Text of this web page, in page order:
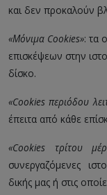
και δεν προκαλούν
«Μόνιμα Cookies»: τα
επισκέψεων στην
δίσκο.
«Cookies περιόδου
έπειτα από κάθε
«Cookies τρίτου
συνεργαζόμενες
δικής μας ή στις